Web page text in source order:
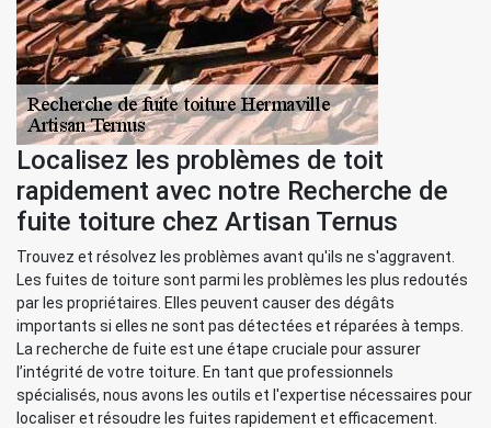
Localisez les problèmes de toit
rapidement avec notre Recherche de
fuite toiture chez Artisan Ternus
Trouvez et résolvez les problèmes avant qu'ils ne s'aggravent.
Les fuites de toiture sont parmi les problèmes les plus redoutés
par les propriétaires. Elles peuvent causer des dégâts
importants si elles ne sont pas détectées et réparées à temps.
La recherche de fuite est une étape cruciale pour assurer
l’intégrité de votre toiture. En tant que professionnels
spécialisés, nous avons les outils et l'expertise nécessaires pour
localiser et résoudre les fuites rapidement et efficacement.